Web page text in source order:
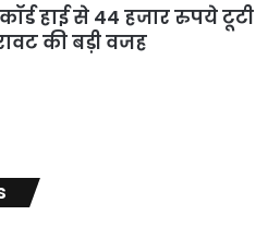
हाई से 44 हजार रुपये टूटी
की बड़ी वजह